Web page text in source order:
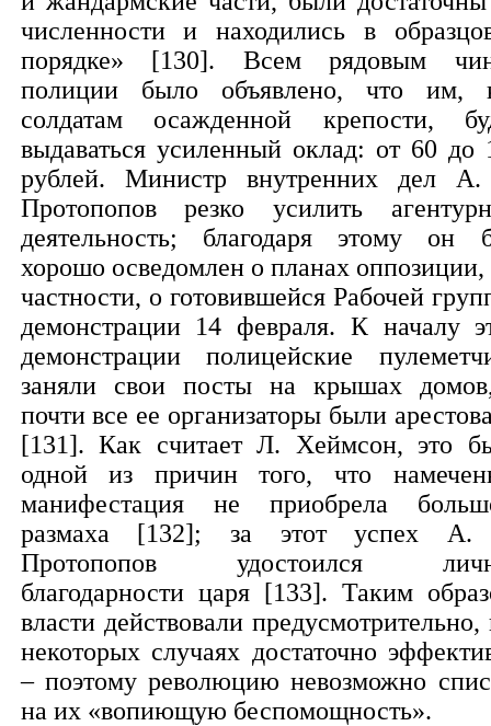
численности и находились в
порядке» [130]. Всем рядовым
полиции было объявлено, что им,
солдатам осажденной крепости,
выдаваться усиленный оклад: от 60 до
рублей. Министр внутренних дел
Протопопов резко усилить
деятельность; благодаря этому он
хорошо осведомлен о планах оппозиции,
частности, о готовившейся Рабочей
демонстрации 14 февраля. К началу
демонстрации полицейские
заняли свои посты на крышах
почти все ее организаторы были
[131]. Как считает Л. Хеймсон, это
одной из причин того, что
манифестация не приобрела
размаха [132]; за этот успех
Протопопов удостоился
благодарности царя [133]. Таким
власти действовали предусмотрительно,
некоторых случаях достаточно
– поэтому революцию невозможно
на их «вопиющую беспомощность».